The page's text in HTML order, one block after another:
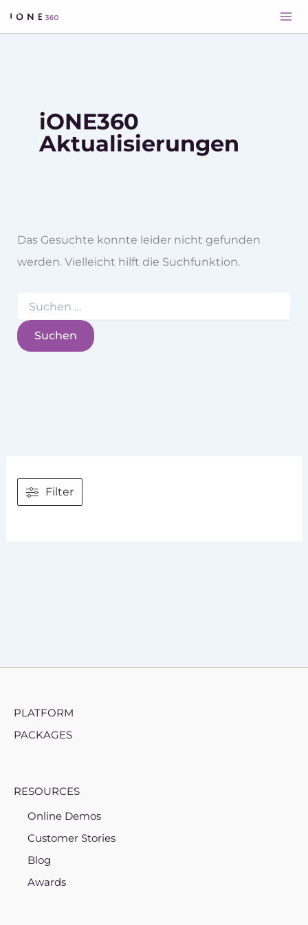
Zum
Inhalt
iONE360
Aktualisierungen
Das Gesuchte konnte leider nicht gefunden
werden. Vielleicht hilft die Suchfunktion.
nach:
Filter
PLATFORM
PACKAGES
RESOURCES
Online Demos
Customer Stories
Blog
Awards